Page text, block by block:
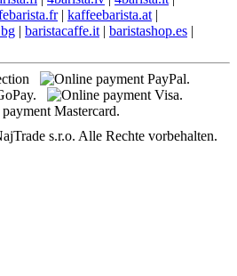
| kaffeebarista.at |
| baristacaffe.it | baristashop.es |
s.r.o. Alle Rechte vorbehalten.